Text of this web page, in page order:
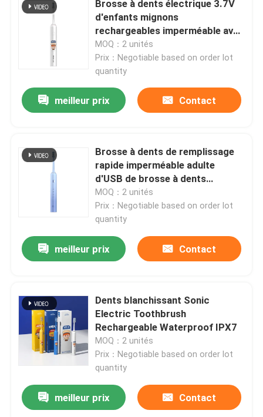
Produits
Vidéos
À propos de nous
Contrôle de la qualité
Nous contacter
Demandez un devis
Brosse à dents électrique de soin oral
Brosse à dents électrique imperméable
Brosse à dents électrique 3.7V
d'enfants mignons
rechargeables imperméable avec
4 modes
MOQ：2 unités
Prix：Negotiable based on order lot
quantity
meilleur prix Contact
Brosse à dents de remplissage
rapide imperméable adulte
d'USB de brosse à dents
électrique de poil mou
MOQ：2 unités
Prix：Negotiable based on order lot
quantity
meilleur prix Contact
Dents blanchissant Sonic
Electric Toothbrush
Rechargeable Waterproof IPX7
MOQ：2 unités
Prix：Negotiable based on order lot
quantity
meilleur prix Contact